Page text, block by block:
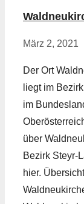
März 2, 2021
Der Ort
liegt im
im
über
Bezirk Steyr-
hier.